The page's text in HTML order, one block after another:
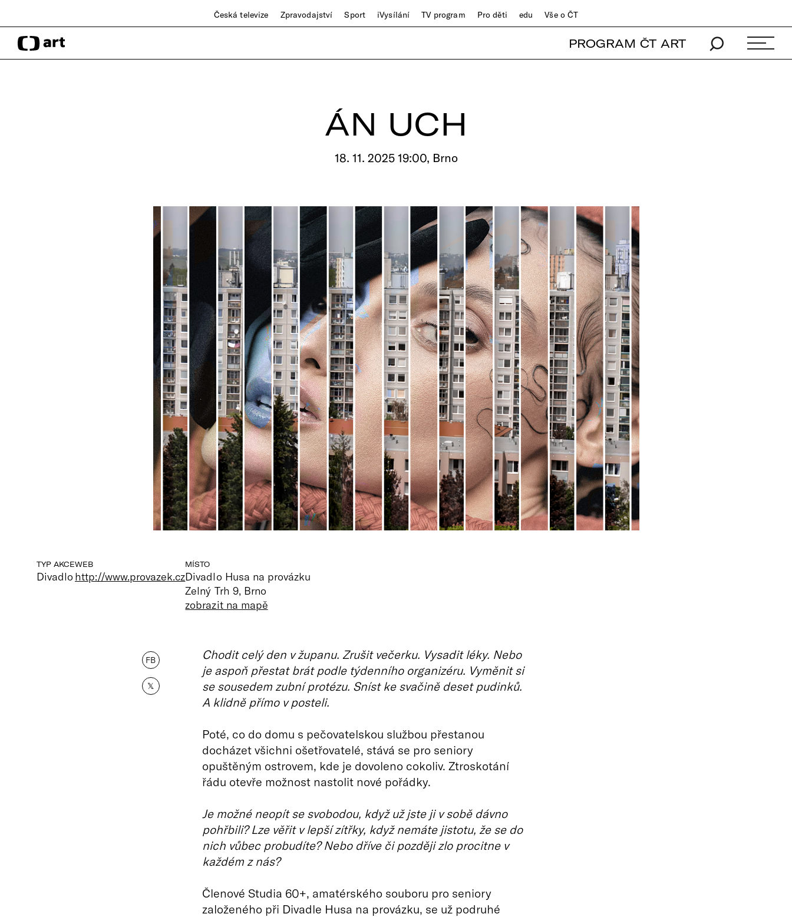
Česká televize Zpravodajství Sport iVysílání TV program Pro děti edu Vše o ČT
PROGRAM ČT ART
ÁN UCH
18. 11. 2025 19:00, Brno
TYP AKCE
Divadlo
WEB
http://www.provazek.cz
MÍSTO
Divadlo Husa na provázku
Zelný Trh 9, Brno
zobrazit na mapě
FB
𝕏
Chodit celý den v županu. Zrušit večerku. Vysadit léky. Nebo
je aspoň přestat brát podle týdenního organizéru. Vyměnit si
se sousedem zubní protézu. Sníst ke svačině deset pudinků.
A klidně přímo v posteli.
Poté, co do domu s pečovatelskou službou přestanou
docházet všichni ošetřovatelé, stává se pro seniory
opuštěným ostrovem, kde je dovoleno cokoliv. Ztroskotání
řádu otevře možnost nastolit nové pořádky.
Je možné neopít se svobodou, když už jste ji v sobě dávno
pohřbili? Lze věřit v lepší zítřky, když nemáte jistotu, že se do
nich vůbec probudíte? Nebo dříve či později zlo procitne v
každém z nás?
Členové Studia 60+, amatérského souboru pro seniory
založeného při Divadle Husa na provázku, se už podruhé